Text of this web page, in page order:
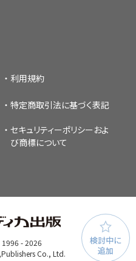
検討中に
追加
利用規約
特定商取引法に基づく表記
セキュリティーポリシー およ
び商標について
-2026
Co., Ltd.